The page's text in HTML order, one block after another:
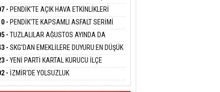
Kaynas
KAYBETTİ
TÜRKİYE' ÇERÇEVE YASA TEKLİFİNİ
- PENDİK'TE AÇIK HAVA ETKİNLİKLERİ
SİNEMASIYLA BAŞLADI
- PENDİK'TE KAPSAMLI ASFALT SERİMİ
- TUZLALILAR AĞUSTOS AYINDA DA
DOYACAK
- SKG'DAN EMEKLİLERE DUYURU:EN DÜŞÜK
AYLIĞI FARKLARI 7 AĞUSTOS'TA
GEÇİYOR
- YENİ PARTİ KARTAL KURUCU İLÇE
MERT POLAT OLDU
- İZMİR'DE YOLSUZLUK
BELEDİYE BAŞKANI